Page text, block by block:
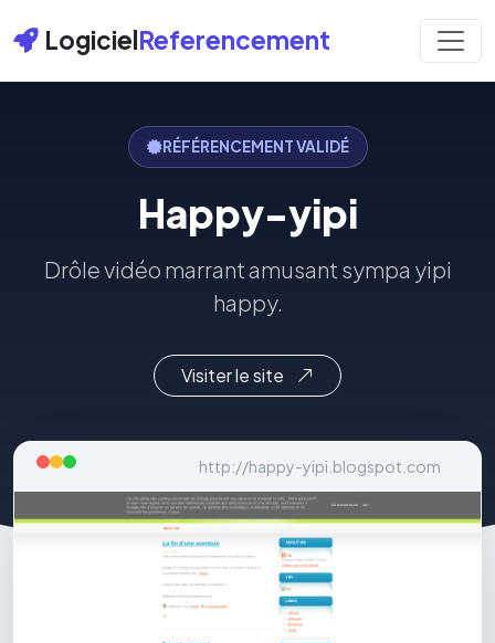
LogicielReferencement
RÉFÉRENCEMENT VALIDÉ
Happy-yipi
Drôle vidéo marrant amusant sympa yipi
happy.
Visiter le site
http://happy-yipi.blogspot.com